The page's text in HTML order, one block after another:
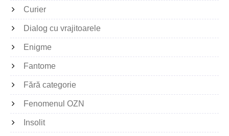
Curier
Dialog cu vrajitoarele
Enigme
Fantome
Fără categorie
Fenomenul OZN
Insolit